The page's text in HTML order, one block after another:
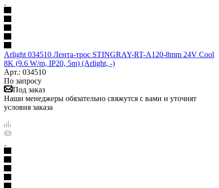
Arlight 034510 Лента-трос STINGRAY-RT-A120-8mm 24V Cool
8K (9.6 W/m, IP20, 5m) (Arlight, -)
Арт.: 034510
По запросу
Под заказ
Наши менеджеры обязательно свяжутся с вами и уточнят
условия заказа